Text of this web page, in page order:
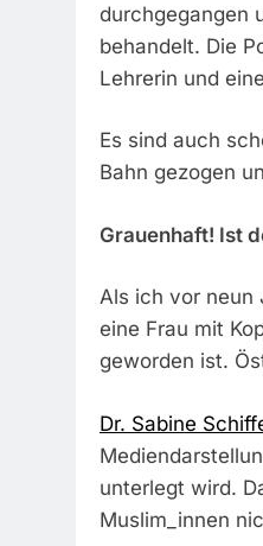
durchgegangen
behandelt. Die
Lehrerin und
Es sind auch
Bahn gezogen
Grauenhaft! Ist
Als ich vor neun
eine Frau mit
geworden ist.
Dr. Sabine
unterlegt wird.
Muslim_innen